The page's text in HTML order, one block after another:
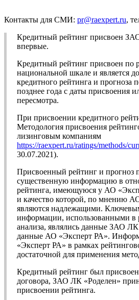
Контакты для СМИ: pr@raexpert.ru,
Кредитный рейтинг присвоен
впервые.
Кредитный рейтинг присвоен по
национальной шкале и является
кредитного рейтинга и прогноза
позднее года с даты присвоения
пересмотра.
При присвоении кредитного
Методология присвоения
лизинговым компаниям
https://raexpert.ru/ratings/methods/
30.07.2021).
Присвоенный рейтинг и прогноз
существенную информацию в
рейтинга, имеющуюся у АО
и качество которой, по мнению
являются надлежащими.
информации, использованными в
анализа, являлись данные ЗАО
данные АО «Эксперт РА».
«Эксперт РА» в рамках
достаточной для применения
Кредитный рейтинг был
договора, ЗАО ЛК «Роделен»
присвоении рейтинга.